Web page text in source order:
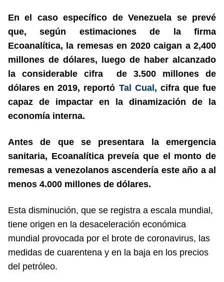
En el caso específico de Venezuela se prevé
que, según estimaciones de la firma
Ecoanalítica, la remesas en 2020 caigan a 2,400
millones de dólares, luego de haber alcanzado
la considerable cifra de 3.500 millones de
dólares en 2019, reportó Tal Cual, cifra que fue
capaz de impactar en la dinamización de la
economía interna.
Antes de que se presentara la emergencia
sanitaria, Ecoanalítica preveía que el monto de
remesas a venezolanos ascendería este año a al
menos 4.000 millones de dólares.
Esta disminución, que se registra a escala mundial,
tiene origen en la desaceleración económica
mundial provocada por el brote de coronavirus, las
medidas de cuarentena y en la baja en los precios
del petróleo.